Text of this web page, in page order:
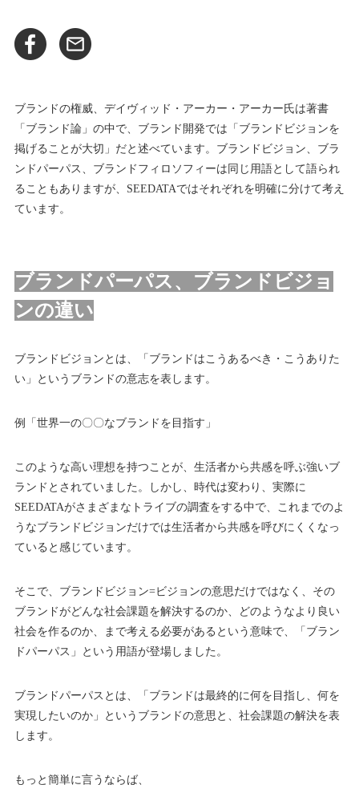
ブランドの権威、デイヴィッド・アーカー・アーカー氏は著書
「ブランド論」の中で、ブランド開発では「ブランドビジョンを
掲げることが大切」だと述べています。ブランドビジョン、ブラ
ンドパーパス、ブランドフィロソフィーは同じ用語として語られ
ることもありますが、SEEDATAではそれぞれを明確に分けて考え
ています。
ブランドパーパス、ブランドビジョ
ンの違い
ブランドビジョンとは、「ブランドはこうあるべき・こうありた
い」というブランドの意志を表します。
例 「世界一の〇〇なブランドを目指す」
このような高い理想を持つことが、生活者から共感を呼ぶ強いブ
ランドとされていました。しかし、時代は変わり、実際に
SEEDATAがさまざまなトライブの調査をする中で、これまでのよ
うなブランドビジョンだけでは生活者から共感を呼びにくくなっ
ていると感じています。
そこで、ブランドビジョン=ビジョンの意思だけではなく、その
ブランドがどんな社会課題を解決するのか、どのようなより良い
社会を作るのか、まで考える必要があるという意味で、「ブラン
ドパーパス」という用語が登場しました。
ブランドパーパスとは、「ブランドは最終的に何を目指し、何を
実現したいのか」というブランドの意思と、社会課題の解決を表
します。
もっと簡単に言うならば、